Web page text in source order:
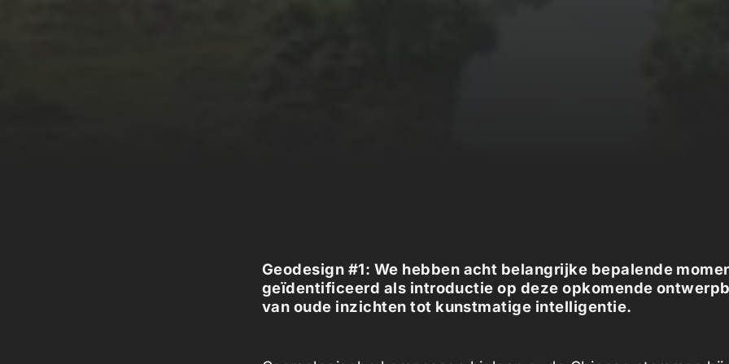
Geodesign #1: We hebben acht belangrijke bepalende
geïdentificeerd als introductie op deze opkomende
van oude inzichten tot kunstmatige intelligentie.